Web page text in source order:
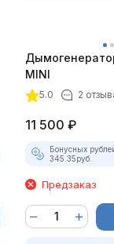
MINI
5.0 2
11 500 ₽
Бонусных
345.35руб.
Предзаказ